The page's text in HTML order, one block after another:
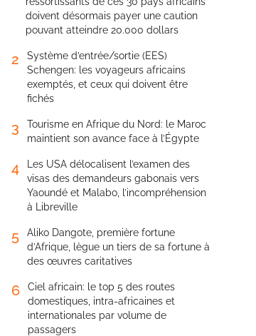
doivent désormais payer une caution
pouvant atteindre 20.000 dollars
2
Système d’entrée/sortie (EES)
Schengen: les voyageurs africains
exemptés, et ceux qui doivent être
fichés
3
Tourisme en Afrique du Nord: le Maroc
maintient son avance face à l’Égypte
4
Les USA délocalisent l’examen des
visas des demandeurs gabonais vers
Yaoundé et Malabo, l’incompréhension
à Libreville
5
Aliko Dangote, première fortune
d’Afrique, lègue un tiers de sa fortune à
des œuvres caritatives
6
Ciel africain: le top 5 des routes
domestiques, intra-africaines et
internationales par volume de
passagers